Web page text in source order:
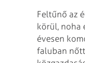
Feltűnő az
körül, noha
évesen
faluban